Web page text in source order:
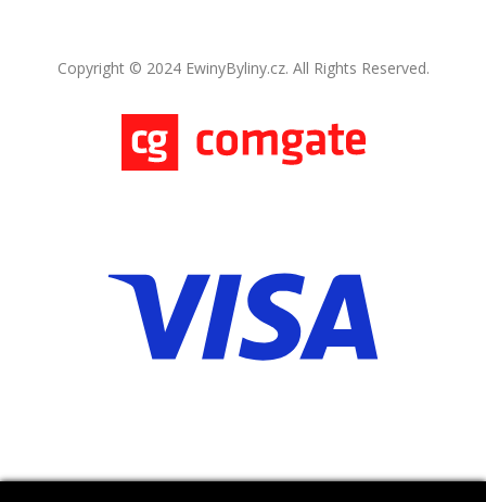
Copyright © 2024 EwinyByliny.cz. All Rights Reserved.